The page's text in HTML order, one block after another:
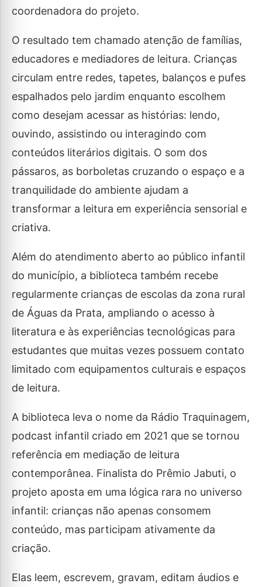
coordenadora do projeto.
O resultado tem chamado atenção de famílias,
educadores e mediadores de leitura. Crianças
circulam entre redes, tapetes, balanços e pufes
espalhados pelo jardim enquanto escolhem
como desejam acessar as histórias: lendo,
ouvindo, assistindo ou interagindo com
conteúdos literários digitais. O som dos
pássaros, as borboletas cruzando o espaço e a
tranquilidade do ambiente ajudam a
transformar a leitura em experiência sensorial e
criativa.
Além do atendimento aberto ao público infantil
do município, a biblioteca também recebe
regularmente crianças de escolas da zona rural
de Águas da Prata, ampliando o acesso à
literatura e às experiências tecnológicas para
estudantes que muitas vezes possuem contato
limitado com equipamentos culturais e espaços
de leitura.
A biblioteca leva o nome da Rádio Traquinagem,
podcast infantil criado em 2021 que se tornou
referência em mediação de leitura
contemporânea. Finalista do Prêmio Jabuti, o
projeto aposta em uma lógica rara no universo
infantil: crianças não apenas consomem
conteúdo, mas participam ativamente da
criação.
Elas leem, escrevem, gravam, editam áudios e